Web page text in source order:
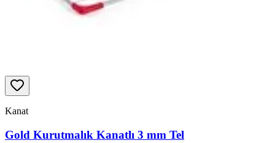
Kanat
Gold Kurutmalık Kanatlı 3 mm Tel